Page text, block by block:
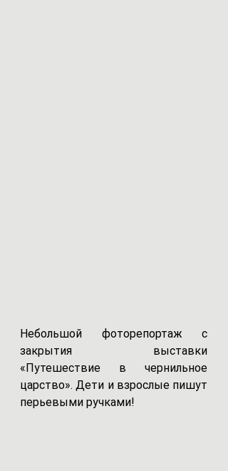
Небольшой фоторепортаж с
закрытия выставки
«Путешествие в чернильное
царство». Дети и взрослые пишут
перьевыми ручками!